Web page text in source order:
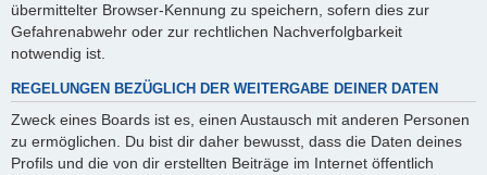
übermittelter Browser-Kennung zu speichern, sofern dies zur
Gefahrenabwehr oder zur rechtlichen Nachverfolgbarkeit
notwendig ist.
REGELUNGEN BEZÜGLICH DER WEITERGABE DEINER DATEN
Zweck eines Boards ist es, einen Austausch mit anderen Personen
zu ermöglichen. Du bist dir daher bewusst, dass die Daten deines
Profils und die von dir erstellten Beiträge im Internet öffentlich